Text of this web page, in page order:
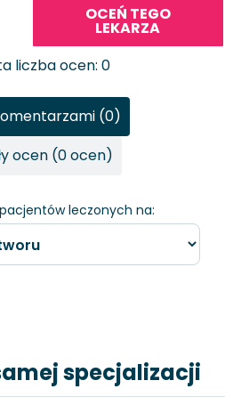
OCEŃ TEGO
LEKARZA
liczba ocen: 0
leczonych na:
(0)
ocen (0 ocen)
specjalizacji